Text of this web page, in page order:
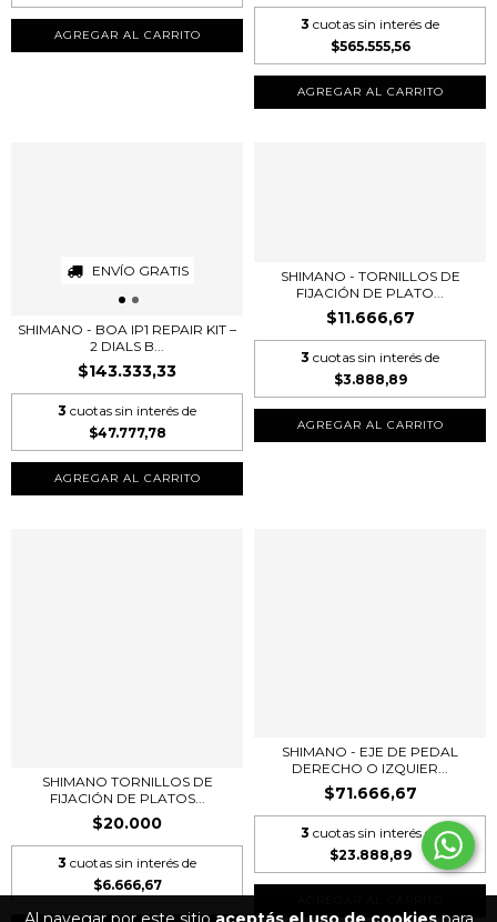
AGREGAR AL CARRITO
3 cuotas sin interés de
$565.555,56
ENVÍO GRATIS
SHIMANO - BOA IP1 REPAIR KIT –
2 DIALS B...
$143.333,33
3 cuotas sin interés de
$47.777,78
AGREGAR AL CARRITO
SHIMANO - TORNILLOS DE
FIJACIÓN DE PLATO...
$11.666,67
3 cuotas sin interés de
$3.888,89
SHIMANO TORNILLOS DE
FIJACIÓN DE PLATOS...
$20.000
3 cuotas sin interés de
$6.666,67
SHIMANO - EJE DE PEDAL
DERECHO O IZQUIER...
$71.666,67
3 cuotas sin interés de
$23.888,89